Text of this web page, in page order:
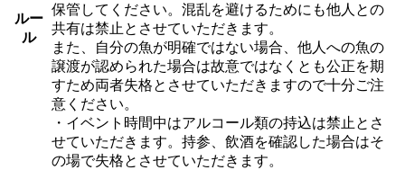
ルー
ル
保管してください。混乱を避けるためにも他人との
共有は禁止とさせていただきます。
また、自分の魚が明確ではない場合、他人への魚の
譲渡が認められた場合は故意ではなくとも公正を期
すため両者失格とさせていただきますので十分ご注
意ください。
・イベント時間中はアルコール類の持込は禁止とさ
せていただきます。持参、飲酒を確認した場合はそ
の場で失格とさせていただきます。